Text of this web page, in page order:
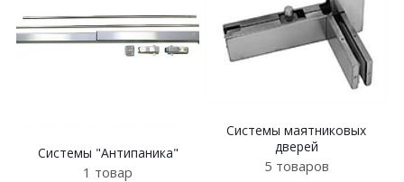
Системы "Антипаника"
1 товар
Системы маятниковых
дверей
5 товаров